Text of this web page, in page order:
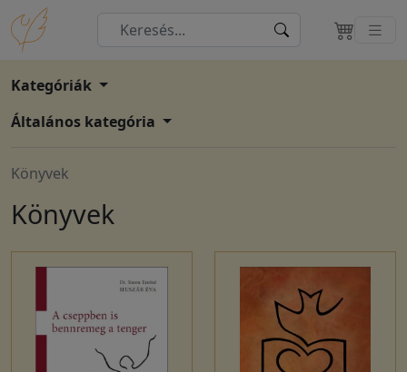
Kategóriák
Általános kategória
Könyvek
Könyvek